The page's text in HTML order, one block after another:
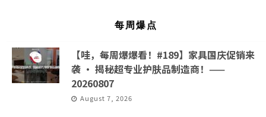
每周爆点
【哇，每周爆爆看！#189】家具国庆促销来
袭 · 揭秘超专业护肤品制造商！——
20260807
August 7, 2026